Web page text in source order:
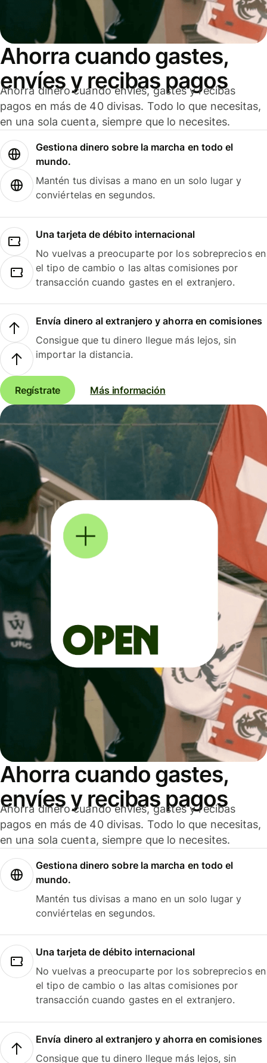
Ahorra cuando gastes,
envíes y recibas pagos
Ahorra dinero cuando envíes, gastes y recibas
pagos en más de 40 divisas. Todo lo que necesitas,
en una sola cuenta, siempre que lo necesites.
Gestiona dinero sobre la marcha en todo el
mundo.
Mantén tus divisas a mano en un solo lugar y
conviértelas en segundos.
Una tarjeta de débito internacional
No vuelvas a preocuparte por los sobreprecios en
el tipo de cambio o las altas comisiones por
transacción cuando gastes en el extranjero.
Envía dinero al extranjero y ahorra en comisiones
Consigue que tu dinero llegue más lejos, sin
importar la distancia.
Regístrate Más información
Ahorra cuando gastes,
envíes y recibas pagos
Ahorra dinero cuando envíes, gastes y recibas
pagos en más de 40 divisas. Todo lo que necesitas,
en una sola cuenta, siempre que lo necesites.
Gestiona dinero sobre la marcha en todo el
mundo.
Mantén tus divisas a mano en un solo lugar y
conviértelas en segundos.
Una tarjeta de débito internacional
No vuelvas a preocuparte por los sobreprecios en
el tipo de cambio o las altas comisiones por
transacción cuando gastes en el extranjero.
Envía dinero al extranjero y ahorra en comisiones
Consigue que tu dinero llegue más lejos, sin